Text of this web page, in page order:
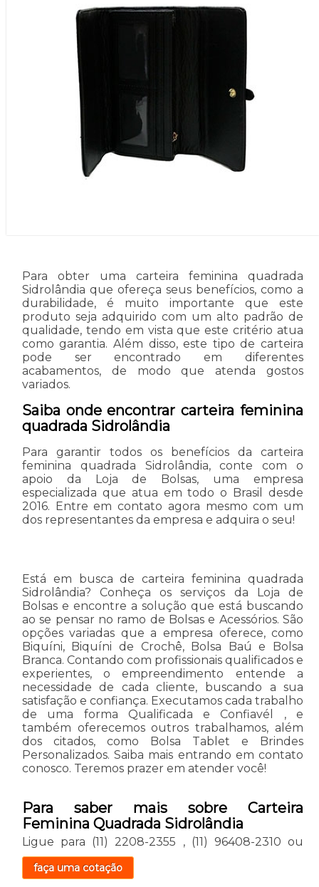
Para obter uma carteira feminina quadrada
Sidrolândia que ofereça seus benefícios, como a
durabilidade, é muito importante que este
produto seja adquirido com um alto padrão de
qualidade, tendo em vista que este critério atua
como garantia. Além disso, este tipo de carteira
pode ser encontrado em diferentes
acabamentos, de modo que atenda gostos
variados.
Saiba onde encontrar carteira feminina
quadrada Sidrolândia
Para garantir todos os benefícios da carteira
feminina quadrada Sidrolândia, conte com o
apoio da Loja de Bolsas, uma empresa
especializada que atua em todo o Brasil desde
2016. Entre em contato agora mesmo com um
dos representantes da empresa e adquira o seu!
Está em busca de carteira feminina quadrada
Sidrolândia? Conheça os serviços da Loja de
Bolsas e encontre a solução que está buscando
ao se pensar no ramo de Bolsas e Acessórios. São
opções variadas que a empresa oferece, como
Biquíni, Biquíni de Crochê, Bolsa Baú e Bolsa
Branca. Contando com profissionais qualificados e
experientes, o empreendimento entende a
necessidade de cada cliente, buscando a sua
satisfação e confiança. Executamos cada trabalho
de uma forma Qualificada e Confiavél , e
também oferecemos outros trabalhamos, além
dos citados, como Bolsa Tablet e Brindes
Personalizados. Saiba mais entrando em contato
conosco. Teremos prazer em atender você!
Para saber mais sobre Carteira
Feminina Quadrada Sidrolândia
Ligue para (11) 2208-2355 , (11) 96408-2310 ou
faça uma cotação